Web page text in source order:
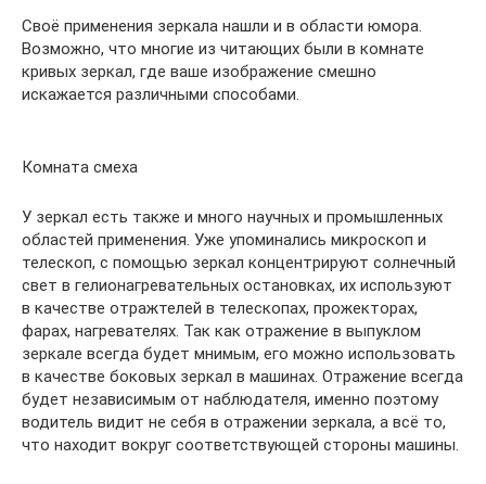
Своё применения зеркала нашли и в области юмора.
Возможно, что многие из читающих были в комнате
кривых зеркал, где ваше изображение смешно
искажается различными способами.
Комната смеха
У зеркал есть также и много научных и промышленных
областей применения. Уже упоминались микроскоп и
телескоп, с помощью зеркал концентрируют солнечный
свет в гелионагревательных остановках, их используют
в качестве отражтелей в телескопах, прожекторах,
фарах, нагревателях. Так как отражение в выпуклом
зеркале всегда будет мнимым, его можно использовать
в качестве боковых зеркал в машинах. Отражение всегда
будет независимым от наблюдателя, именно поэтому
водитель видит не себя в отражении зеркала, а всё то,
что находит вокруг соответствующей стороны машины.